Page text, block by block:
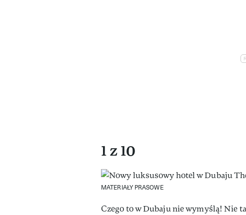
1 z 10
MATERIAŁY PRASOWE
Czego to w Dubaju nie wymyślą! Nie